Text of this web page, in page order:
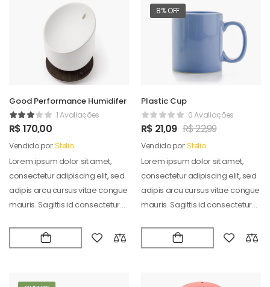
Good Performance Humidifer
1 Avaliações
R$170,00
Vendido por:Stelio
Lorem ipsum dolor sit amet,
consectetur adipiscing elit, sed
adipis arcu cursus vitae congue
mauris. Sagittis id consectetur
8% OFF
Plastic Cup
0 Avaliações
R$ 21,09 R$22,99
Vendido por:Stelio
Lorem ipsum dolor sit amet,
consectetur adipiscing elit, sed
adipis arcu cursus vitae congue
mauris. Sagittis id consectetur